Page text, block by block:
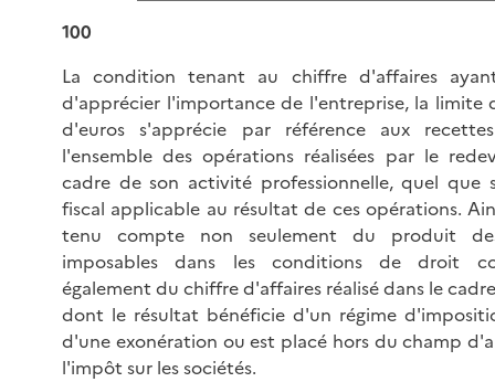
100
La condition tenant au chiffre d'affaires
d'apprécier l'importance de l'entreprise, la limite
d'euros s'apprécie par référence aux
l'ensemble des opérations réalisées par le
cadre de son activité professionnelle, quel que
fiscal applicable au résultat de ces opérations.
tenu compte non seulement du produit
imposables dans les conditions de droit
également du chiffre d'affaires réalisé dans le
dont le résultat bénéficie d'un régime
d'une exonération ou est placé hors du champ
l'impôt sur les sociétés.